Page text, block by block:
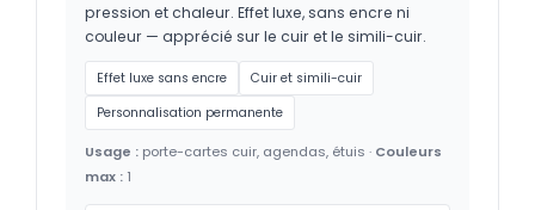
pression et chaleur. Effet luxe, sans encre ni
couleur — apprécié sur le cuir et le simili-cuir.
Effet luxe sans encre
Cuir et simili-cuir
Personnalisation permanente
Usage : porte-cartes cuir, agendas, étuis · Couleurs
max : 1